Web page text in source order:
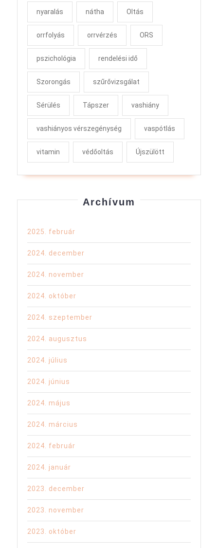
nyaralás nátha Oltás
orrfolyás orrvérzés ORS
pszichológia rendelési idő
Szorongás szűrővizsgálat
Sérülés Tápszer vashiány
vashiányos vérszegénység vaspótlás
vitamin védőoltás Újszülött
Archívum
2025. február
2024. december
2024. november
2024. október
2024. szeptember
2024. augusztus
2024. július
2024. június
2024. május
2024. március
2024. február
2024. január
2023. december
2023. november
2023. október